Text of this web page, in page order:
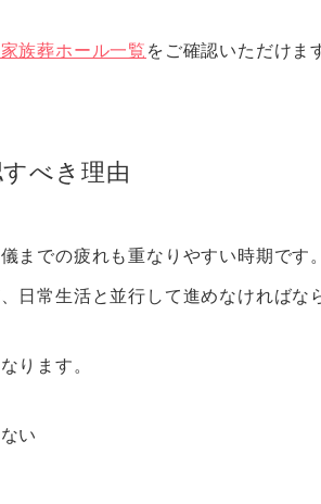
族葬ホール一覧 をご確認いただけま
べき理由
までの疲れも重なりやすい時期です。
日常生活と並行して進めなければな
ります。
い